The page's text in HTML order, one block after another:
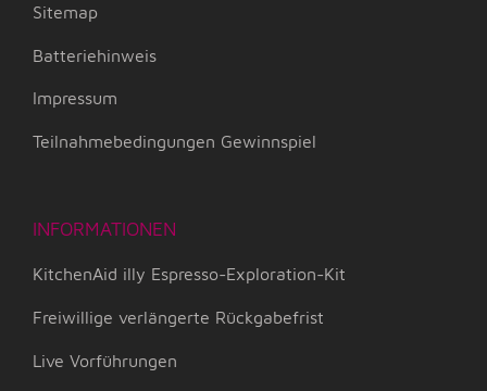
Sitemap
Batteriehinweis
Impressum
Teilnahmebedingungen Gewinnspiel
INFORMATIONEN
KitchenAid illy Espresso-Exploration-Kit
Freiwillige verlängerte Rückgabefrist
Live Vorführungen